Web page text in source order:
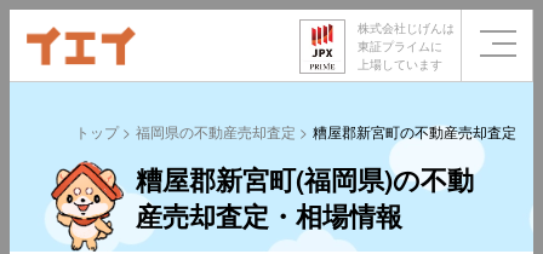
株式会社じげんは
東証プライムに
上場しています
トップ 福岡県の不動産売却査定 糟屋郡新宮町の不動産売却査定
糟屋郡新宮町(福岡県)の不動
産売却査定・相場情報